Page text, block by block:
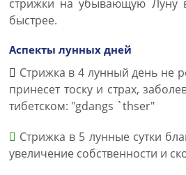
стрижки на убывающую Луну
быстрее.
Аспекты лунных дней
Стрижка в 4 лунный день не
принесет тоску и страх,
тибетском: "gdangs `thser"
Стрижка в 5 лунные сутки
увеличение собственности и